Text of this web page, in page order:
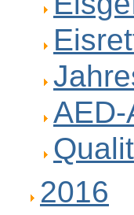
2016